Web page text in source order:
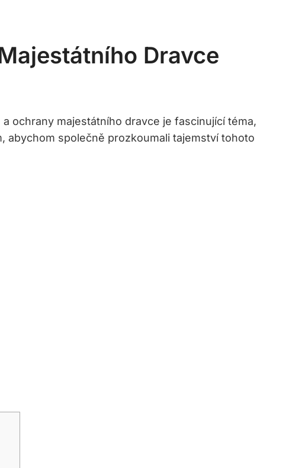
Dravce
ochrany majestátního dravce je fascinující téma,
abychom společně prozkoumali tajemství tohoto